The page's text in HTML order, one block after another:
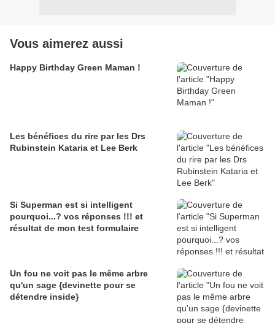
Vous aimerez aussi
Happy Birthday Green Maman !
Les bénéfices du rire par les Drs
Rubinstein Kataria et Lee Berk
Si Superman est si intelligent
pourquoi...? vos réponses !!! et
résultat de mon test formulaire
Un fou ne voit pas le même arbre
qu'un sage {devinette pour se
détendre inside}